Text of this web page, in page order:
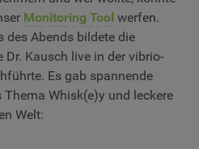
Monitoring Tool werfen.
des Abends bildete die
Dr. Kausch live in der vibrio-
Es gab spannende
Whisk(e)y und leckere
Welt: